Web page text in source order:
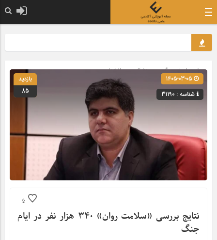
صفحه اصلی» گروه »پزشکی و روانشناسی
شناسه : 31190
بازدید
85
5
نتایج بررسی «سلامت روان» ۳۴۰ هزار نفر در ایام
جنگ